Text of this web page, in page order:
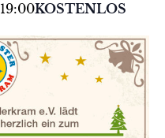
19:00KOSTENLOS